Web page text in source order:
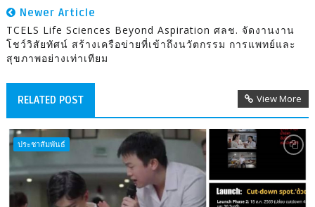
Newer Article
TCELS Life Sciences Beyond Aspiration ศลช. จัดงานงาน
โชว์วิสัยทัศน์ สร้างเครือข่ายที่เข้าถึงนวัตกรรม การแพทย์และ
สุขภาพอย่างเท่าเทียม
RELATED POST View More
ประชาสัมพันธ์